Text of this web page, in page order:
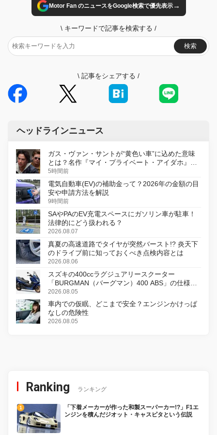
Motor Fan のニュースをGoogle検索で優先表示→
\ キーワードで記事を検索する /
検索
\ 記事をシェアする /
ヘッドラインニュース
ガス・ヴァン・サントが“黄色い車”に込めた意味
とは？名作『マイ・プライベート・アイダホ』が
初のデジタルリマスター版で復活
5時間前
電気自動車(EV)の補助金って？2026年の金額の目
安や申請方法を解説
9時間前
SAやPAのEV充電スペースにガソリン車が駐車！
法律的にどう扱われる？
2026.08.07
真夏の高速道路でタイヤが突然バースト!? 炎天下
のドライブ前に知っておくべき点検内容とは
2026.08.06
スズキの400ccラグジュアリースクーター
「BURGMAN（バーグマン）400 ABS」の仕様を
変更し、8月18日に発売
2026.08.05
車内での仮眠、どこまで安全？エンジンかけっぱ
なしの危険性
2026.08.05
Ranking ランキング
「下着メーカーが作った和製スーパーカー!?」F1エ
ンジンを積んだジオット・キャスピタという伝説